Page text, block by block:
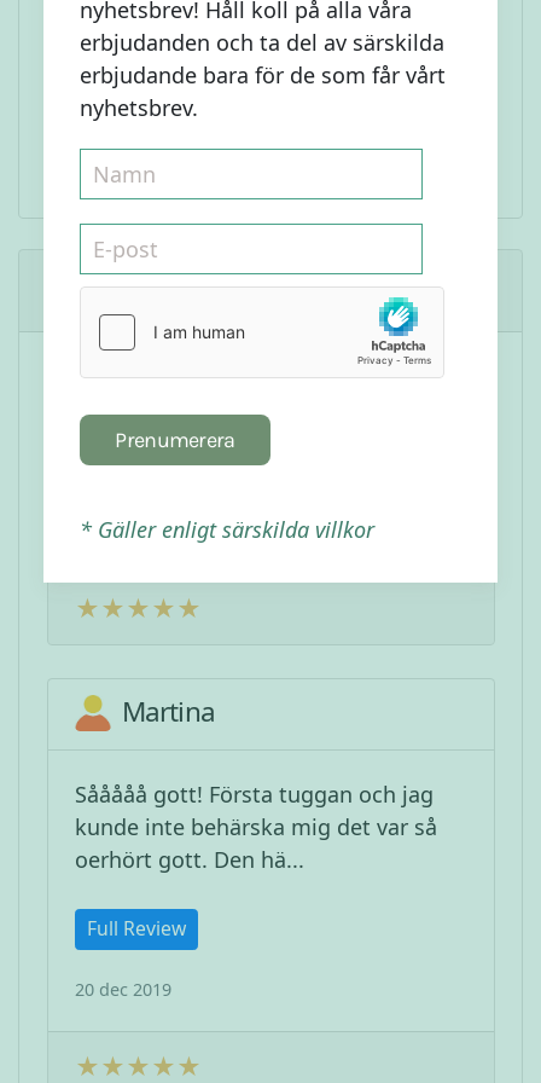
Kommentarer 5/5
Jättegott!!!
02 aug 2020
Martina
Sååååå gott! Första tuggan och jag
kunde inte behärska mig det var så
oerhört gott. Den hä...
Full Review
20 dec 2019
nyhetsbrev! Håll koll på alla våra
erbjudanden och ta del av särskilda
erbjudande bara för de som får vårt
nyhetsbrev.
Prenumerera
* Gäller enligt särskilda villkor